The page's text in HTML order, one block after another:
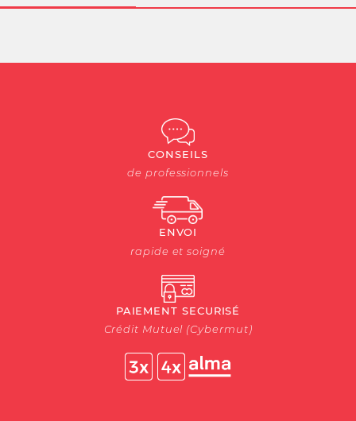
CONSEILS
de professionnels
ENVOI
rapide et soigné
PAIEMENT SECURISÉ
Crédit Mutuel (Cybermut)